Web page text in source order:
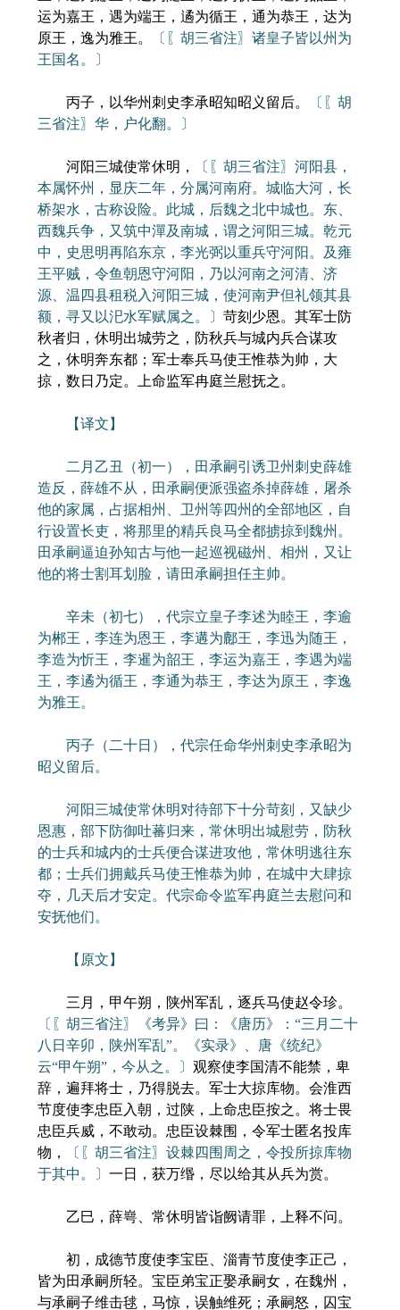
运为嘉王，遇为端王，遹为循王，通为恭王，达为
原王，逸为雅王。
〔〖胡三省注〗诸皇子皆以州为
王国名。〕
丙子，以华州刺史李承昭知昭义留后。
〔〖胡
三省注〗华，户化翻。〕
河阳三城使常休明，
〔〖胡三省注〗河阳县，
本属怀州，显庆二年，分属河南府。城临大河，长
桥架水，古称设险。此城，后魏之北中城也。东、
西魏兵争，又筑中潬及南城，谓之河阳三城。乾元
中，史思明再陷东京，李光弼以重兵守河阳。及雍
王平贼，令鱼朝恩守河阳，乃以河南之河清、济
源、温四县租税入河阳三城，使河南尹但礼领其县
额，寻又以汜水军赋属之。〕 苛刻少恩。其军士防
秋者归，休明出城劳之，防秋兵与城内兵合谋攻
之，休明奔东都；军士奉兵马使王惟恭为帅，大
掠，数日乃定。上命监军冉庭兰慰抚之。
【译文】
二月乙丑（初一），田承嗣引诱卫州刺史薛雄
造反，薛雄不从，田承嗣便派强盗杀掉薛雄，屠杀
他的家属，占据相州、卫州等四州的全部地区，自
行设置长吏，将那里的精兵良马全都掳掠到魏州。
田承嗣逼迫孙知古与他一起巡视磁州、相州，又让
他的将士割耳划脸，请田承嗣担任主帅。
辛未（初七），代宗立皇子李述为睦王，李逾
为郴王，李连为恩王，李遘为鄜王，李迅为随王，
李造为忻王，李暹为韶王，李运为嘉王，李遇为端
王，李遹为循王，李通为恭王，李达为原王，李逸
为雅王。
丙子（二十日），代宗任命华州刺史李承昭为
昭义留后。
河阳三城使常休明对待部下十分苛刻，又缺少
恩惠，部下防御吐蕃归来，常休明出城慰劳，防秋
的士兵和城内的士兵便合谋进攻他，常休明逃往东
都；士兵们拥戴兵马使王惟恭为帅，在城中大肆掠
夺，几天后才安定。代宗命令监军冉庭兰去慰问和
安抚他们。
【原文】
三月，甲午朔，陕州军乱，逐兵马使赵令珍。
〔〖胡三省注〗《考异》曰：《唐历》：“三月二十
八日辛卯，陕州军乱”。《实录》、唐《统纪》
云“甲午朔”，今从之。〕 观察使李国清不能禁，卑
辞，遍拜将士，乃得脱去。军士大掠库物。会淮西
节度使李忠臣入朝，过陕，上命忠臣按之。将士畏
忠臣兵威，不敢动。忠臣设棘围，令军士匿名投库
物，
〔〖胡三省注〗设棘四围周之，令投所掠库物
于其中。〕 一日，获万缗，尽以给其从兵为赏。
乙巳，薛㟧、常休明皆诣阙请罪，上释不问。
初，成德节度使李宝臣、淄青节度使李正己，
皆为田承嗣所轻。宝臣弟宝正娶承嗣女，在魏州，
与承嗣子维击毬，马惊，误触维死；承嗣怒，囚宝